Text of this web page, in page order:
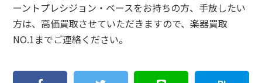
ーントプレシジョン・ベースをお持ちの方、手放したい
方は、高価買取させていただきますので、楽器買取
NO.1までご連絡ください。